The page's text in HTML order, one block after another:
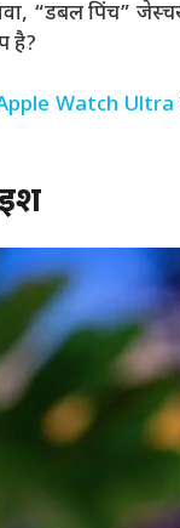
“डबल पिंच”
है?
Watch Ultra